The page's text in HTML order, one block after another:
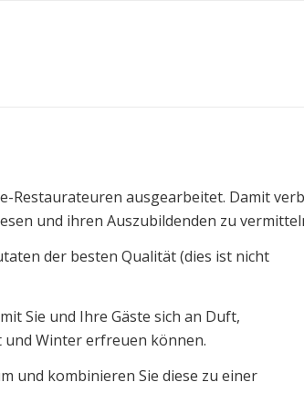
Restaurateuren ausgearbeitet. Damit
und ihren Auszubildenden zu
der besten Qualität (dies ist nicht
Sie und Ihre Gäste sich an Duft,
und Winter erfreuen können.
und kombinieren Sie diese zu einer